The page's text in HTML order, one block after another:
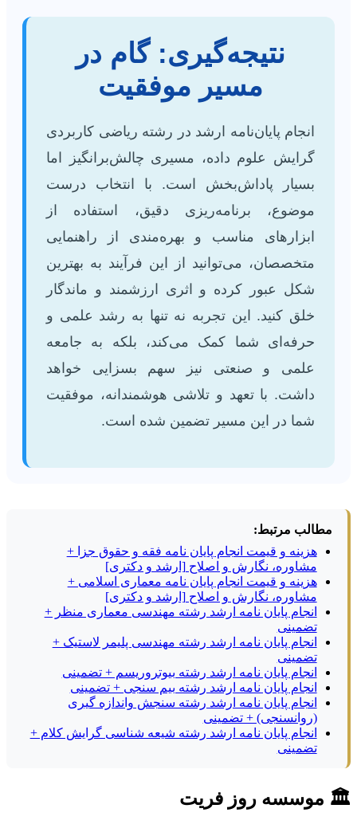
نتیجه‌گیری: گام در
مسیر موفقیت
انجام پایان‌نامه ارشد در رشته ریاضی کاربردی
گرایش علوم داده، مسیری چالش‌برانگیز اما
بسیار پاداش‌بخش است. با انتخاب درست
موضوع، برنامه‌ریزی دقیق، استفاده از
ابزارهای مناسب و بهره‌مندی از راهنمایی
متخصصان، می‌توانید از این فرآیند به بهترین
شکل عبور کرده و اثری ارزشمند و ماندگار
خلق کنید. این تجربه نه تنها به رشد علمی و
حرفه‌ای شما کمک می‌کند، بلکه به جامعه
علمی و صنعتی نیز سهم بسزایی خواهد
داشت. با تعهد و تلاشی هوشمندانه، موفقیت
شما در این مسیر تضمین شده است.
مطالب مرتبط:
هزینه و قیمت انجام پایان نامه فقه و حقوق جزا +
مشاوره، نگارش و اصلاح [ارشد و دکتری]
هزینه و قیمت انجام پایان نامه معماری اسلامی +
مشاوره، نگارش و اصلاح [ارشد و دکتری]
انجام پایان نامه ارشد رشته مهندسی معماری منظر +
تضمینی
انجام پایان نامه ارشد رشته مهندسی پلیمر لاستیک +
تضمینی
انجام پایان نامه ارشد رشته بیوتروریسم + تضمینی
انجام پایان نامه ارشد رشته بیم سنجی + تضمینی
انجام پایان نامه ارشد رشته سنجش واندازه گیری
(روانسنجی) + تضمینی
انجام پایان نامه ارشد رشته شیعه شناسی گرایش کلام +
تضمینی
🏛 موسسه روز فریت